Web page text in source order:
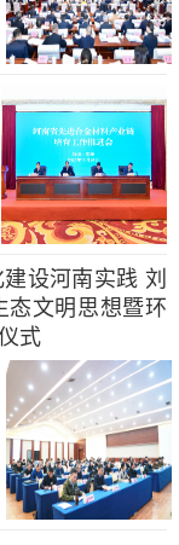
设河南实践 刘
态文明思想暨环
式